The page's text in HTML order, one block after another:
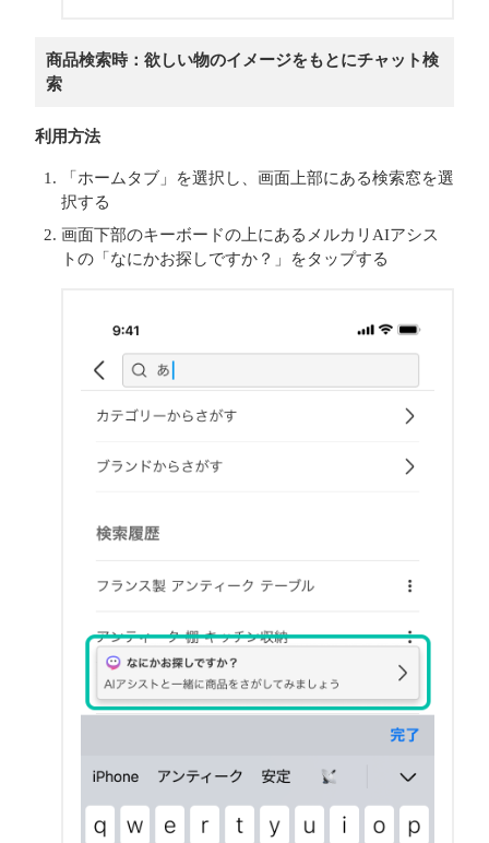
商品検索時：欲しい物のイメージをもとにチャット検
索
利用方法
「ホームタブ」を選択し、画面上部にある検索窓を選
択する
画面下部のキーボードの上にあるメルカリAIアシス
トの「なにかお探しですか？」をタップする